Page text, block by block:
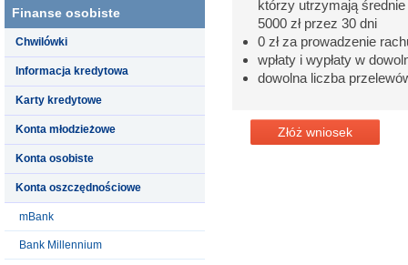
Finanse osobiste
Chwilówki
Informacja kredytowa
Karty kredytowe
Konta młodzieżowe
Konta osobiste
Konta oszczędnościowe
mBank
Bank Millennium
którzy utrzymają
5000 zł przez 30 dni
0 zł za prowadzenie
wpłaty i wypłaty w
dowolna liczba
Złóż wniosek